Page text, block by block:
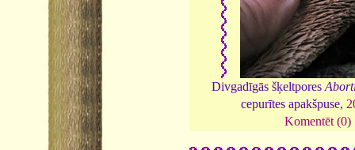
Divgadīgās šķeltpores
cepurītes apakšpuse,
Komentēt (0)